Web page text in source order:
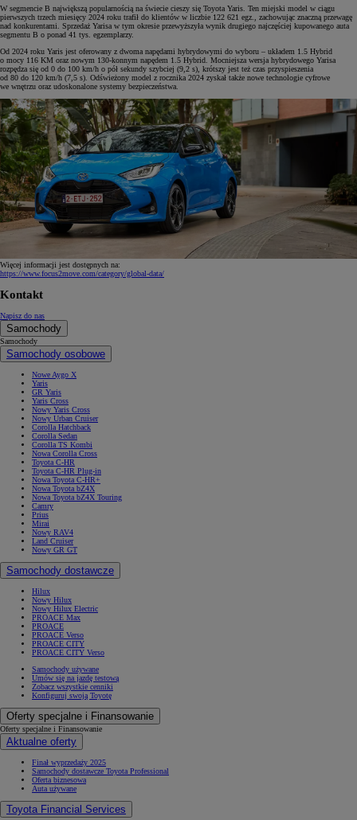
W segmencie B największą popularnością na świecie cieszy się Toyota Yaris. Ten miejski model w ciągu
pierwszych trzech miesięcy 2024 roku trafił do klientów w liczbie 122 621 egz., zachowując znaczną przewagę
nad konkurentami. Sprzedaż Yarisa w tym okresie przewyższyła wynik drugiego najczęściej kupowanego auta
segmentu B o ponad 41 tys. egzemplarzy.
Od 2024 roku Yaris jest oferowany z dwoma napędami hybrydowymi do wyboru – układem 1.5 Hybrid
o mocy 116 KM oraz nowym 130-konnym napędem 1.5 Hybrid. Mocniejsza wersja hybrydowego Yarisa
rozpędza się od 0 do 100 km/h o pół sekundy szybciej (9,2 s), krótszy jest też czas przyspieszenia
od 80 do 120 km/h (7,5 s). Odświeżony model z rocznika 2024 zyskał także nowe technologie cyfrowe
we wnętrzu oraz udoskonalone systemy bezpieczeństwa.
Więcej informacji jest dostępnych na:
https://www.focus2move.com/category/global-data/
Kontakt
Napisz do nas
Samochody
Samochody
Samochody osobowe
Nowe Aygo X
Yaris
GR Yaris
Yaris Cross
Nowy Yaris Cross
Nowy Urban Cruiser
Corolla Hatchback
Corolla Sedan
Corolla TS Kombi
Nowa Corolla Cross
Toyota C-HR
Toyota C-HR Plug-in
Nowa Toyota C-HR+
Nowa Toyota bZ4X
Nowa Toyota bZ4X Touring
Camry
Prius
Mirai
Nowy RAV4
Land Cruiser
Nowy GR GT
Samochody dostawcze
Hilux
Nowy Hilux
Nowy Hilux Electric
PROACE Max
PROACE
PROACE Verso
PROACE CITY
PROACE CITY Verso
Samochody używane
Umów się na jazdę testową
Zobacz wszystkie cenniki
Konfiguruj swoją Toyotę
Oferty specjalne i Finansowanie
Oferty specjalne i Finansowanie
Aktualne oferty
Finał wyprzedaży 2025
Samochody dostawcze Toyota Professional
Oferta biznesowa
Auta używane
Toyota Financial Services